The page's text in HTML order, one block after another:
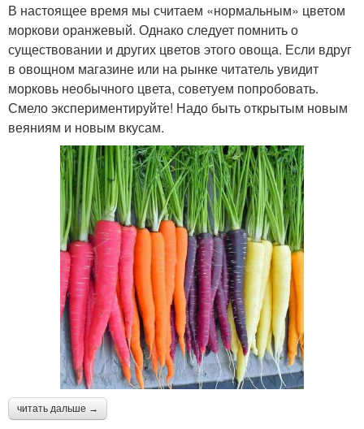
В настоящее время мы считаем «нормальным» цветом
моркови оранжевый. Однако следует помнить о
существовании и других цветов этого овоща. Если вдруг
в овощном магазине или на рынке читатель увидит
морковь необычного цвета, советуем попробовать.
Смело экспериментируйте! Надо быть открытым новым
веяниям и новым вкусам.
читать дальше →